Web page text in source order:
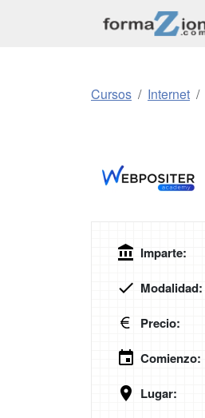
Cursos Internet
Imparte:
Modalidad:
Precio:
Comienzo:
Lugar: